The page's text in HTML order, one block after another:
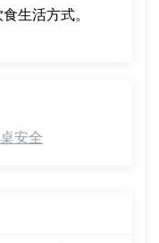
生活方式。
安全